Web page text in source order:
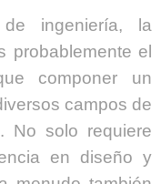
ingeniería, la
probablemente el
componer un
campos de
No solo requiere
en diseño y